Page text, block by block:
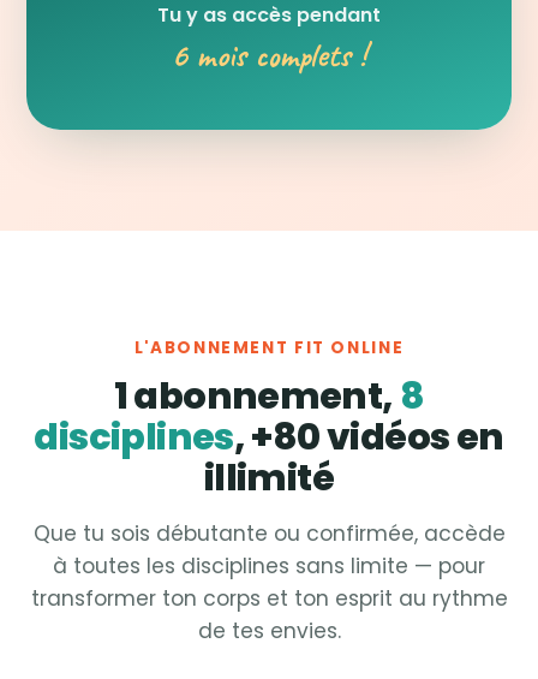
Tu y as accès pendant
6 mois complets !
L'ABONNEMENT FIT ONLINE
1 abonnement, 8
disciplines, +80 vidéos en
illimité
Que tu sois débutante ou confirmée, accède
à toutes les disciplines sans limite — pour
transformer ton corps et ton esprit au rythme
de tes envies.